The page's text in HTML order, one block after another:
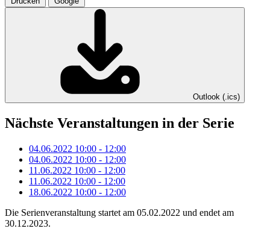
Outlook (.ics)
Nächste Veranstaltungen in der Serie
04.06.2022 10:00 - 12:00
04.06.2022 10:00 - 12:00
11.06.2022 10:00 - 12:00
11.06.2022 10:00 - 12:00
18.06.2022 10:00 - 12:00
Die Serienveranstaltung startet am 05.02.2022 und endet am
30.12.2023.